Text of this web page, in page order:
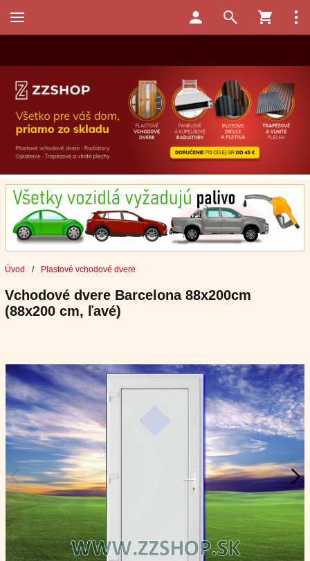
Úvod / Plastové vchodové dvere
Vchodové dvere Barcelona 88x200cm
(88x200 cm, ľavé)